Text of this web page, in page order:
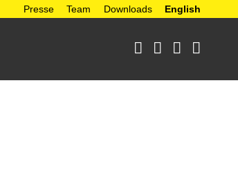
Presse Team Downloads English
   